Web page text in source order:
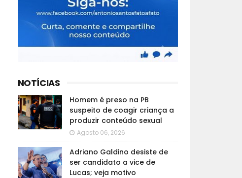
NOTÍCIAS
Homem é preso na PB
suspeito de coagir criança a
produzir conteúdo sexual
Agosto 06, 2026
Adriano Galdino desiste de
ser candidato a vice de
Lucas; veja motivo